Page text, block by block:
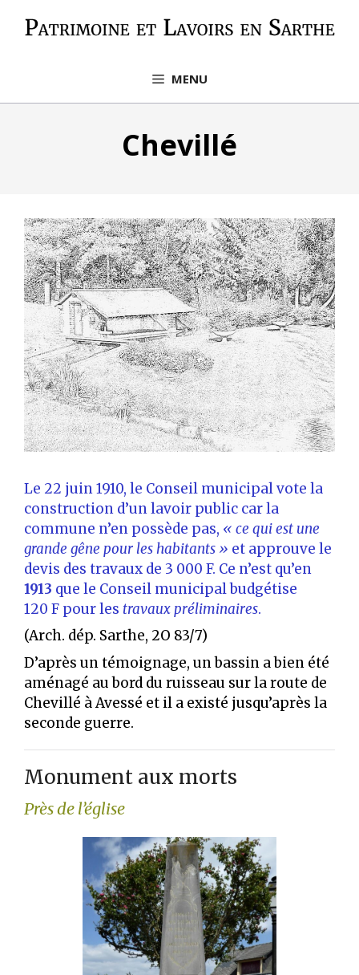
MENU
Chevillé
Le 22 juin 1910, le Conseil municipal vote la
construction d’un lavoir public car la
commune n’en possède pas, « ce qui est une
grande gêne pour les habitants » et approuve le
devis des travaux de 3 000 F. Ce n’est qu’en
1913 que le Conseil municipal budgétise
120 F pour les travaux préliminaires.
(Arch. dép. Sarthe, 2O 83/7)
D’après un témoignage, un bassin a bien été
aménagé au bord du ruisseau sur la route de
Chevillé à Avessé et il a existé jusqu’après la
seconde guerre.
Monument aux morts
Près de l’église